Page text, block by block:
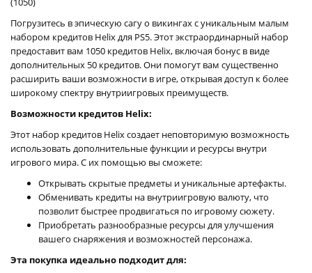
Погрузитесь в эпическую сагу о викингах с уникальным малым
набором кредитов Helix для PS5. Этот экстраординарный набор
предоставит вам 1050 кредитов Helix, включая бонус в виде
дополнительных 50 кредитов. Они помогут вам существенно
расширить ваши возможности в игре, открывая доступ к более
широкому спектру внутриигровых преимуществ.
Возможности кредитов Helix:
Этот набор кредитов Helix создает неповторимую возможность
использовать дополнительные функции и ресурсы внутри
игрового мира. С их помощью вы сможете:
Открывать скрытые предметы и уникальные артефакты.
Обменивать кредиты на внутриигровую валюту, что
позволит быстрее продвигаться по игровому сюжету.
Приобретать разнообразные ресурсы для улучшения
вашего снаряжения и возможностей персонажа.
Эта покупка идеально подходит для: